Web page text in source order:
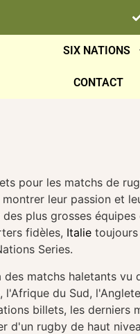
SIX NATIONS
CONTACT
pour les matchs de
leur passion et
plus grosses
fidèles, Italie
Series.
des matchs haletants
l'Afrique du Sud,
billets, les derniers
d'un rugby de haut